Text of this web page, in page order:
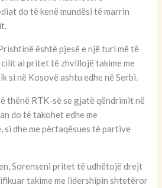
do të kenë mundësi të marrin
është pjesë e një turi më të
ai pritet të zhvillojë takime me
si në Kosovë ashtu edhe në Serbi.
thënë RTK-së se gjatë qëndrimit në
do të takohet edhe me
dhe me përfaqësues të partive
Sorenseni pritet të udhëtojë drejt
takime me lidershipin shtetëror